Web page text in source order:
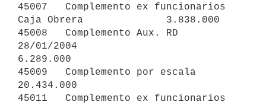
45007   Complemento ex funcionarios
Caja Obrera              3.838.000
45008   Complemento Aux. RD
28/01/2004
6.289.000
45009   Complemento por escala
20.434.000
45011   Complemento ex funcionarios